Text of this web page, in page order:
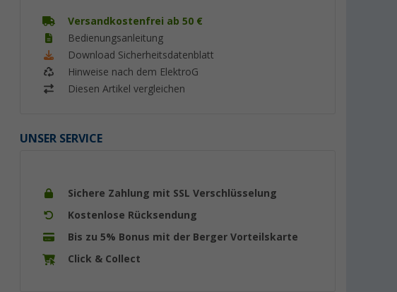
Versandkostenfrei ab 50 €
Bedienungsanleitung
Download Sicherheitsdatenblatt
Hinweise nach dem ElektroG
Diesen Artikel vergleichen
UNSER SERVICE
Sichere Zahlung mit SSL Verschlüsselung
Kostenlose Rücksendung
Bis zu 5% Bonus mit der Berger Vorteilskarte
Click & Collect
Dimmfunktion grün
UVP 39,99 €
9,99€
UVP 14,99 €